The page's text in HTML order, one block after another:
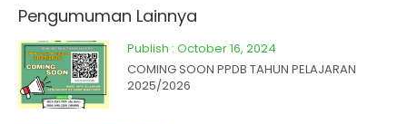
Pengumuman Lainnya
Publish : October 16, 2024
COMING SOON PPDB TAHUN PELAJARAN
2025/2026